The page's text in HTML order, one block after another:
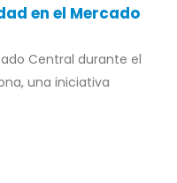
en el Mercado
Central durante el
una iniciativa